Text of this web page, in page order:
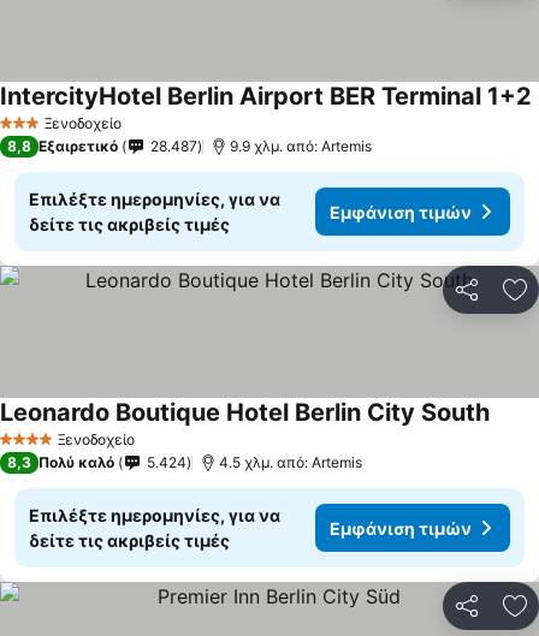
3 ΑστέριαΞενοδοχείο
IntercityHotel Berlin Airport BER Terminal 1+2
8,8 Εξαιρετικό 28.487 9.9 χλμ. από: Artemis
Επιλέξτε ημερομηνίες, για να
δείτε τις ακριβείς τιμές
Εμφάνιση τιμών
4 ΑστέριαΞενοδοχείο
Leonardo Boutique Hotel Berlin City South
8,3 Πολύ καλό 5.424 4.5 χλμ. από: Artemis
Επιλέξτε ημερομηνίες, για να
δείτε τις ακριβείς τιμές
Εμφάνιση τιμών